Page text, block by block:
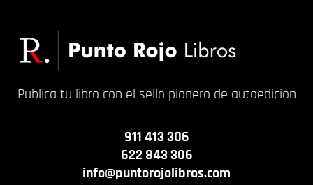
Publica tu libro con el sello pionero de autoedición
911 413 306
622 843 306
info@puntorojolibros.com